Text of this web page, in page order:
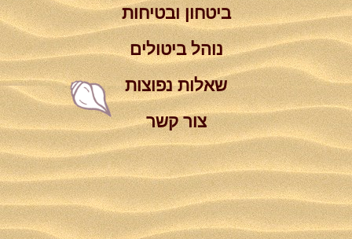
ביטחון ובטיחות
נוהל ביטולים
שאלות נפוצות
צור קשר